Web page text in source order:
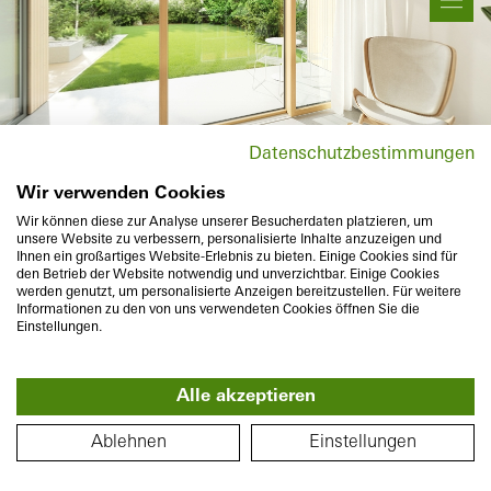
PLANTA BAIXA
Movimento e zoom
Informação do produto
Realocação
Datenschutzbestimmungen
Wir verwenden Cookies
Wir können diese zur Analyse unserer Besucherdaten platzieren, um
unsere Website zu verbessern, personalisierte Inhalte anzuzeigen und
Ihnen ein großartiges Website-Erlebnis zu bieten. Einige Cookies sind für
den Betrieb der Website notwendig und unverzichtbar. Einige Cookies
werden genutzt, um personalisierte Anzeigen bereitzustellen. Für weitere
Informationen zu den von uns verwendeten Cookies öffnen Sie die
Einstellungen.
Alle akzeptieren
Ablehnen Einstellungen